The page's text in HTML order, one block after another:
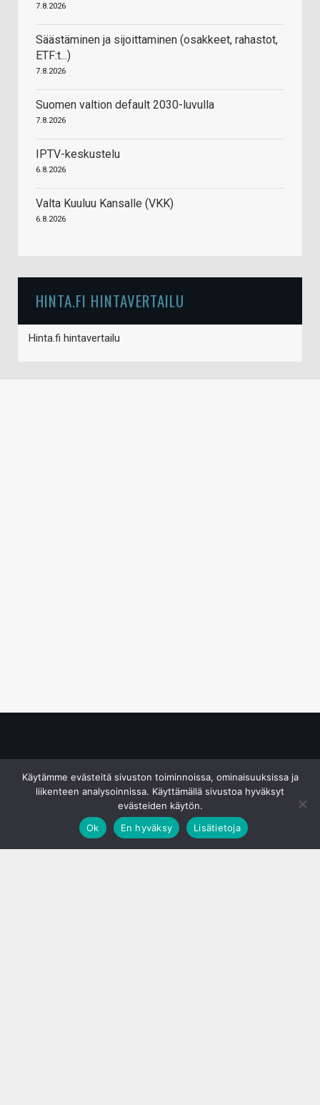
7.8.2026
Säästäminen ja sijoittaminen (osakkeet, rahastot,
ETF:t...)
7.8.2026
Suomen valtion default 2030-luvulla
7.8.2026
IPTV-keskustelu
6.8.2026
Valta Kuuluu Kansalle (VKK)
6.8.2026
HINTA.FI HINTAVERTAILU
Hinta.fi hintavertailu
Käytämme evästeitä sivuston toiminnoissa, ominaisuuksissa ja
liikenteen analysoinnissa. Käyttämällä sivustoa hyväksyt
evästeiden käytön.
Ok
En hyväksy Lisätietoja